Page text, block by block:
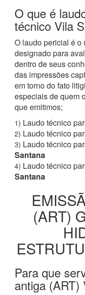
O que é
técnico Vila
O laudo pericial é o
designado para
dentro de seus
das impressões
em torno do fato
especiais de quem
que emitimos;
1) Laudo técnico
2) Laudo técnico
3) Laudo técnico
Santana
4) Laudo técnico
Santana
(ART)
Para que
antiga (ART)